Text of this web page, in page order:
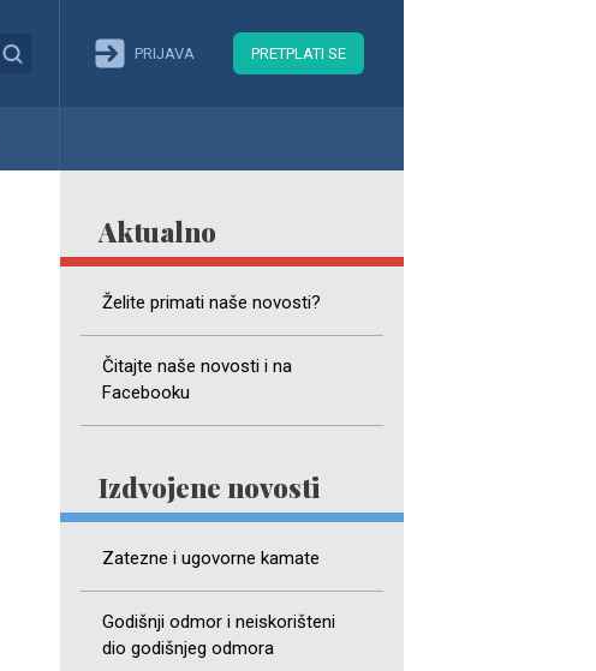
PRIJAVA PRETPLATI SE
Aktualno
Želite primati naše novosti?
Čitajte naše novosti i na
Facebooku
Izdvojene novosti
Zatezne i ugovorne kamate
Godišnji odmor i neiskorišteni
dio godišnjeg odmora